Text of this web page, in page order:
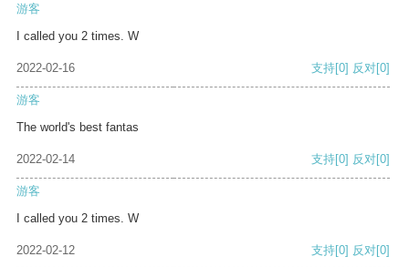
游客
I called you 2 times. W
2022-02-16 支持[0] 反对[0]
游客
The world's best fantas
2022-02-14 支持[0] 反对[0]
游客
I called you 2 times. W
2022-02-12 支持[0] 反对[0]